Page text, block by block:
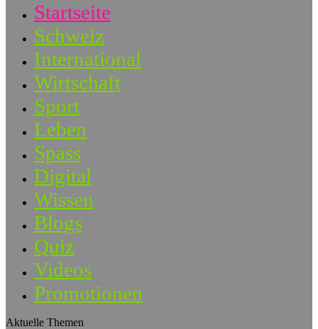
Startseite
Schweiz
International
Wirtschaft
Sport
Leben
Spass
Digital
Wissen
Blogs
Quiz
Videos
Promotionen
Aktuelle Themen